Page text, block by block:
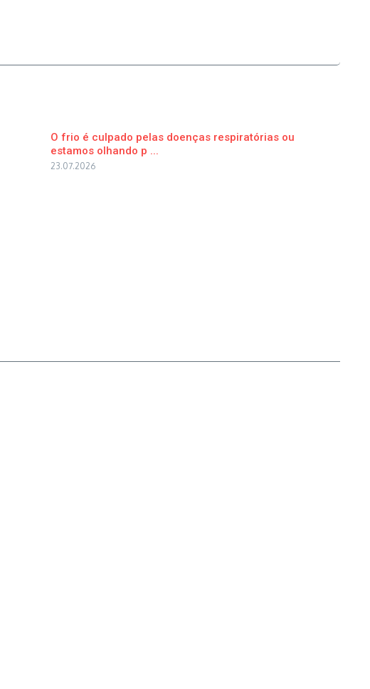
O frio é culpado pelas doenças respiratórias ou
estamos olhando p ...
23.07.2026